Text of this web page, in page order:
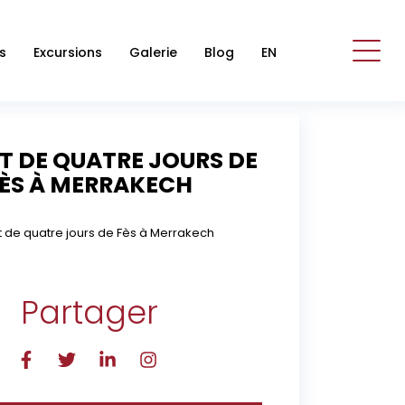
Excursions Galerie Blog EN
DE QUATRE JOURS DE
À MERRAKECH
de quatre jours de Fès à Merrakech
Partager